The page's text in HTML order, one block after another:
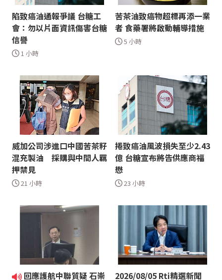
陷致癌油通報爭議 台糖工
會：勿以片面資訊傷害台糖
信譽
1 小時
苦茶油致癌物超標再添一業
者 食藥署將啟動輔導措施
5 小時
威加公司涉進口中國苦茶籽
混充製油 採購與中間人羈
押禁見
21 小時
捲致癌油風波損失至少2.43
億 台糖宣布將告供應商福
懋
23 小時
回應護航中聯質疑 石崇
2026/08/05 Rti精選新聞